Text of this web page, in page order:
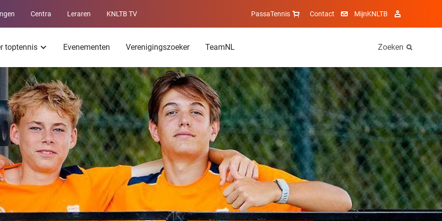
Centra Leraren KNLTB TV PassaTennis Contact MijnKNLTB
toptennis Evenementen Verenigingszoeker TeamNL Zoeken